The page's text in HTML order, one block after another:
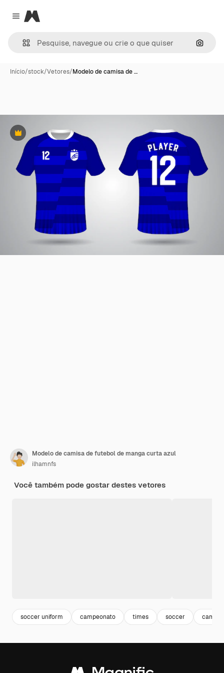
Close menu
Magnific
Início/stock/Vetores/Modelo de camisa de …
Premium
Modelo de camisa de futebol de manga curta azul
ilhamnfs
Você também pode gostar destes vetores
soccer uniform campeonato times soccer